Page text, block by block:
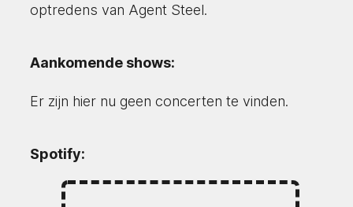
optredens van Agent Steel.
Aankomende shows:
Er zijn hier nu geen concerten te vinden.
Spotify: